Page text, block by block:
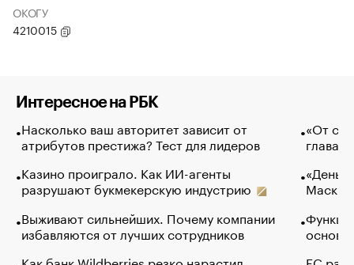
ОКОГУ
4210015
Интересное на РБК
Насколько ваш авторитет зависит от
атрибутов престижа? Тест для лидеров
Казино проиграло. Как ИИ-агенты
разрушают букмекерскую индустрию
Выживают сильнейших. Почему компании
избавляются от лучших сотрудников
«От
глава
Маск в
основ